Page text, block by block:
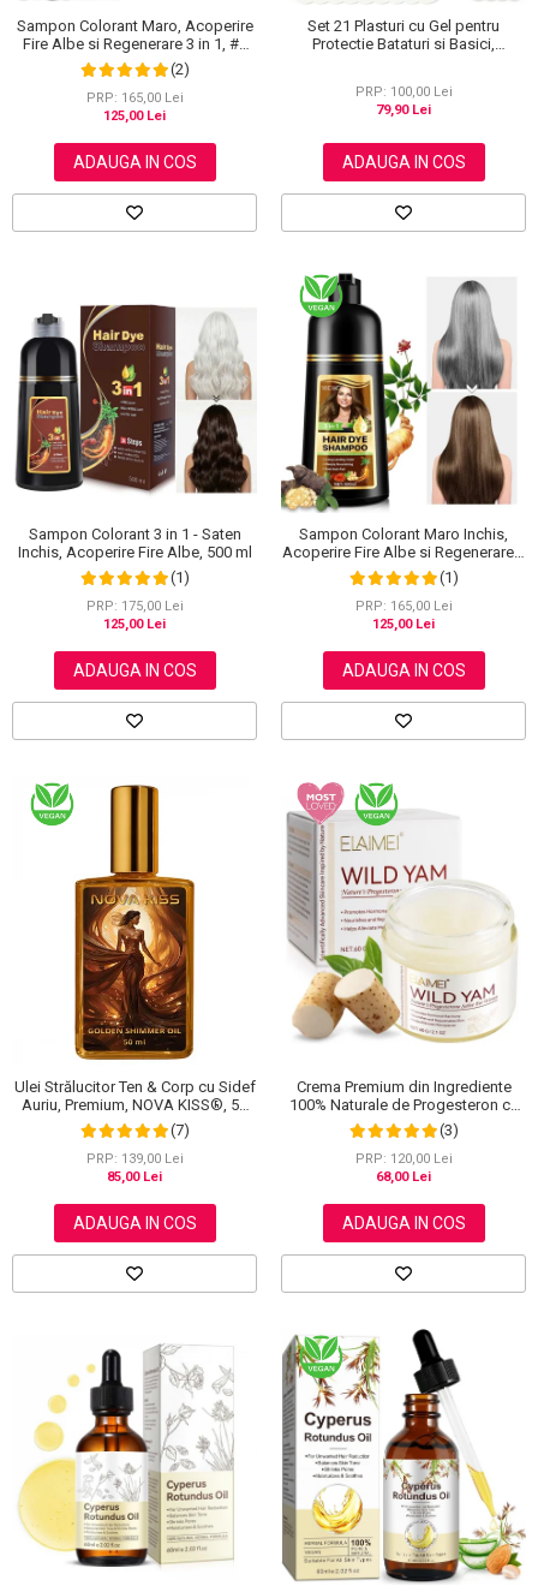
Sampon Colorant Maro, Acoperire
Fire Albe si Regenerare 3 in 1, #2
Brown, 500 ml
(2)
PRP: 165,00 Lei
125,00 Lei
ADAUGA IN COS
Set 21 Plasturi cu Gel pentru
Protectie Bataturi si Basici,
PRP: 100,00 Lei
79,90 Lei
ADAUGA IN COS
Sampon Colorant 3 in 1 - Saten
Inchis, Acoperire Fire Albe, 500 ml
(1)
PRP: 175,00 Lei
125,00 Lei
ADAUGA IN COS
Sampon Colorant Maro Inchis,
Acoperire Fire Albe si Regenerare 3
in 1, #5 Dark Coffee, 500 ml
(1)
PRP: 165,00 Lei
125,00 Lei
ADAUGA IN COS
Ulei Strălucitor Ten & Corp cu Sidef
Auriu, Premium, NOVA KISS®, 50
ml
(7)
PRP: 139,00 Lei
85,00 Lei
ADAUGA IN COS
Crema Premium din Ingrediente
100% Naturale de Progesteron ce
amelioreaza Menstruatia sau
Menopauza, Elaimei 60 g
(3)
PRP: 120,00 Lei
68,00 Lei
ADAUGA IN COS